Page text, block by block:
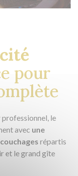
pour
le
avec une
répartis
et le grand gîte